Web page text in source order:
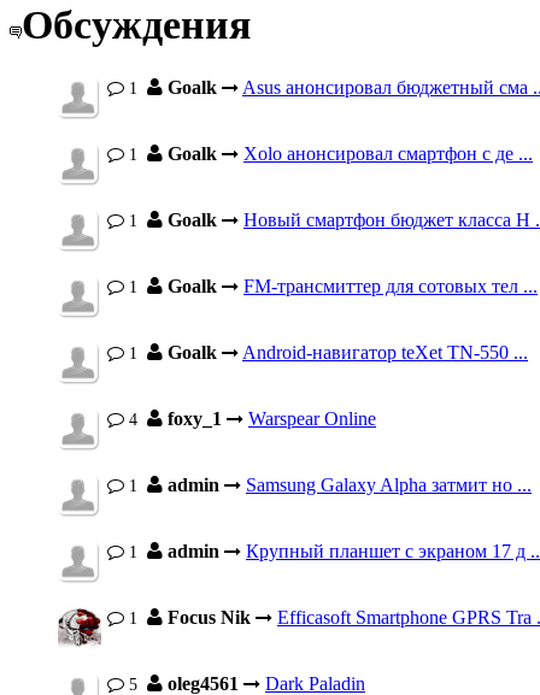
Обсуждения
1 Goalk Asus анонсировал бюджетный сма
1 Goalk Xolo анонсировал смартфон с де ...
1 Goalk Новый смартфон бюджет класса H
1 Goalk FM-трансмиттер для сотовых тел ...
1 Goalk Android-навигатор teXet TN-550 ...
4 foxy_1 Warspear Online
1 admin Samsung Galaxy Alpha затмит но ...
1 admin Крупный планшет с экраном 17 д
1 Focus Nik Efficasoft Smartphone GPRS Tra
5 oleg4561 Dark Paladin